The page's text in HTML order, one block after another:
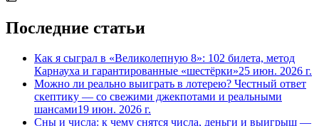
Последние статьи
Как я сыграл в «Великолепную 8»: 102 билета, метод
Карнауха и гарантированные «шестёрки»25 июн. 2026 г.
Можно ли реально выиграть в лотерею? Честный ответ
скептику — со свежими джекпотами и реальными
шансами19 июн. 2026 г.
Сны и числа: к чему снятся числа, деньги и выигрыш —